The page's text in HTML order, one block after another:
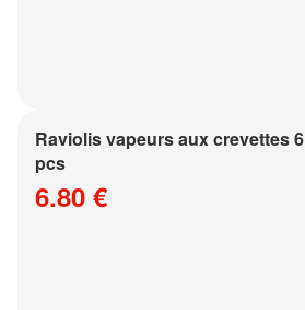
Raviolis vapeurs aux crevettes 6
pcs
6.80 €